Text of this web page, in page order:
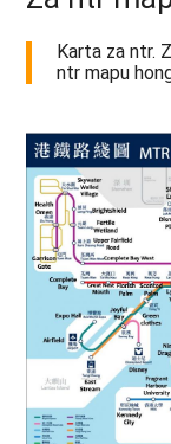
Karta za ntr.
ntr mapu